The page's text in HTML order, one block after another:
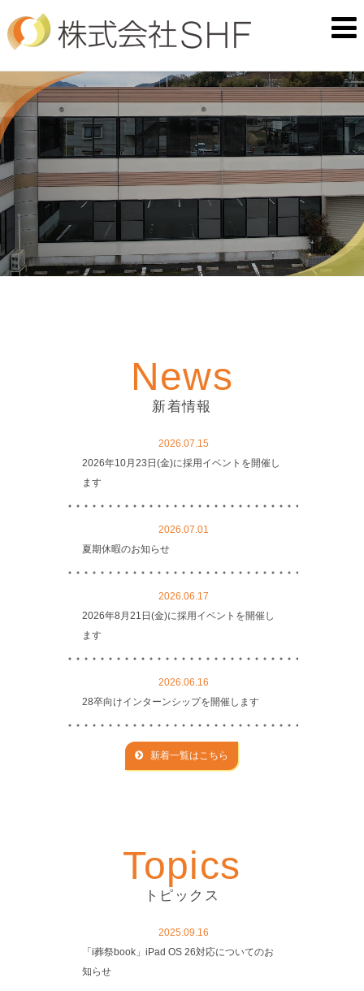
News
新着情報
2026.07.15
2026年10月23日(金)に採用イベントを開催し
ます
2026.07.01
夏期休暇のお知らせ
2026.06.17
2026年8月21日(金)に採用イベントを開催し
ます
2026.06.16
28卒向けインターンシップを開催します
新着一覧はこちら
Topics
トピックス
2025.09.16
「i葬祭book」iPad OS 26対応についてのお
知らせ